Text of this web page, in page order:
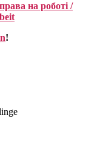
на роботі /
!